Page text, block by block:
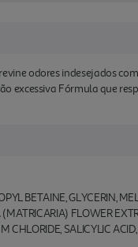
odores indesejados
excessiva Fórmula que
BETAINE, GLYCERIN,
FLOWER
SALICYLIC